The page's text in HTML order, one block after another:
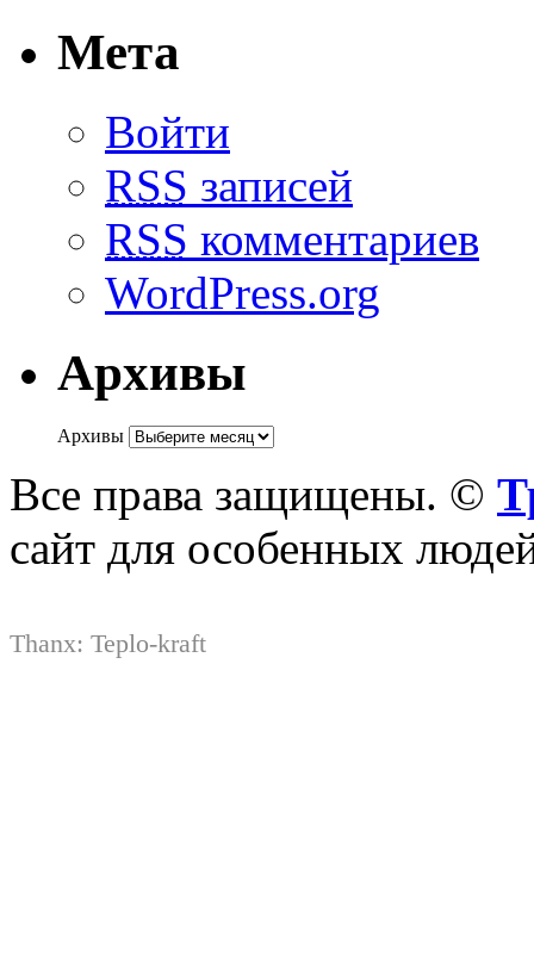
Мета
Войти
RSS записей
RSS комментариев
WordPress.org
Архивы
Архивы
Все права защищены. ©
сайт для особенных
Thanx: Teplo-kraft